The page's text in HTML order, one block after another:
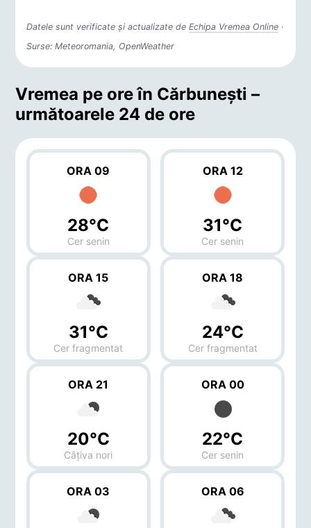
Datele sunt verificate și actualizate deEchipa Vremea Online ·
Surse: Meteoromania, OpenWeather
Vremea pe ore în Cărbuneşti –
următoarele 24 de ore
ORA 09
28°C
Cer senin
ORA 12
31°C
Cer senin
ORA 15
31°C
Cer fragmentat
ORA 18
24°C
Cer fragmentat
ORA 21
20°C
Câțiva nori
ORA 00
22°C
Cer senin
ORA 03 ORA 06